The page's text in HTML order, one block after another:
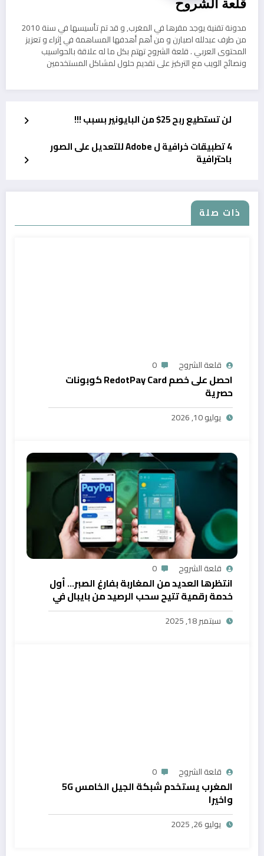
قلعة الشروح
مدونة تقنية يوجد مقرها في المغرب, و قد تم تأسيسها في سنة 2010
من طرف عبدلله اصبارن و من أهم أهدفها المساهمة في إثراء و تعزيز
المحتوى العربي . قلعة الشروح تهتم بكل ما له علاقة بالحواسيب
ونصائح الويب مع التركيز على تقديم حلول لمشاكل المستخدمين
لن تستطيع ربح 25$ من البايونير بسبب !!!
4 تطبيقات خرافية ل Adobe للتعديل على الصور
باحترافية
ذات صلة
قلعة الشروح 0
احصل على خصم RedotPay Card كوبونات
حصرية
يوليو 10, 2026
قلعة الشروح 0
انتظرها العديد من المغاربة بفارغ الصبر… أول
خدمة رقمية تتيح سحب الرصيد من بايبال في
المغرب
سبتمبر 18, 2025
قلعة الشروح 0
المغرب يستخدم شبكة الجيل الخامس 5G
واخيرا
يوليو 26, 2025